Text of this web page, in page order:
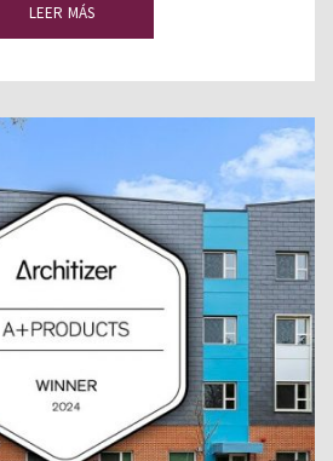
LEER MÁS